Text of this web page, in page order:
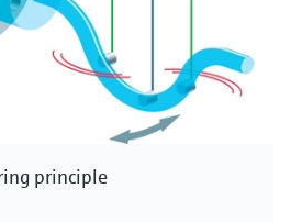
principle